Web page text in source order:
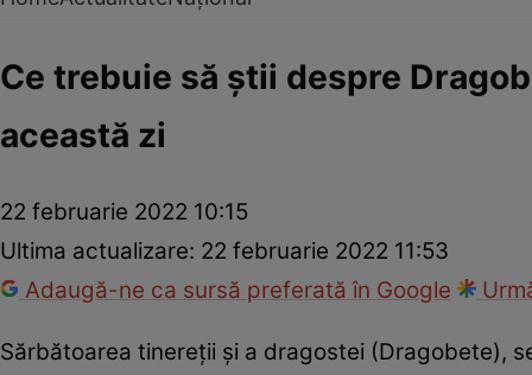
Ce trebuie să știi despre
această zi
22 februarie 2022 10:15
Ultima actualizare: 22 februarie 2022 11:53
Adaugă-ne ca sursă preferată în Google
Sărbătoarea tinereții și a dragostei (Dragobete),